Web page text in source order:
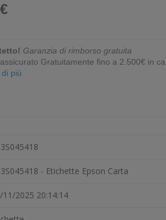
Garanzia di rimborso gratuita
Gratuitamente fino a 2.500€ in
di più
- Etichette Epson Carta
11/2025 20:14:14